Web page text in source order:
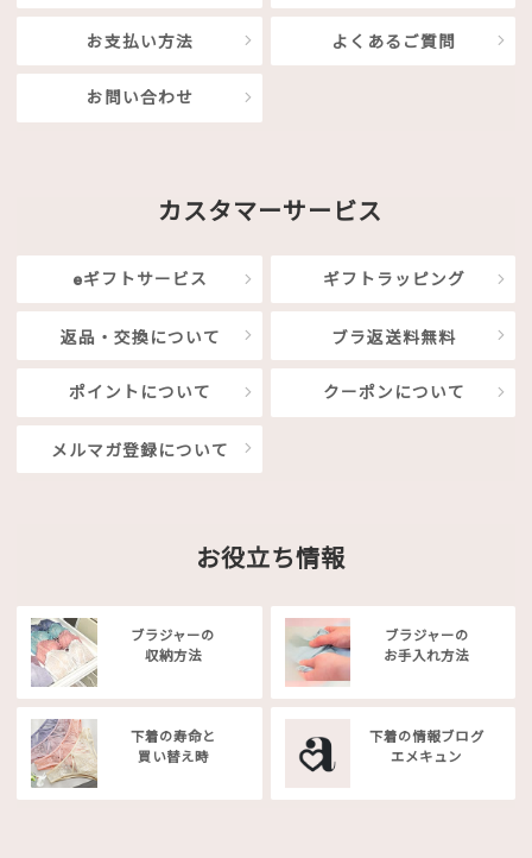
お支払い方法 よくあるご質問
お問い合わせ
カスタマーサービス
eギフトサービス ギフトラッピング
返品・交換について ブラ返送料無料
ポイントについて クーポンについて
メルマガ登録について
お役立ち情報
ブラジャーの
収納方法
ブラジャーの
お手入れ方法
下着の寿命と
買い替え時
下着の情報ブログ
エメキュン